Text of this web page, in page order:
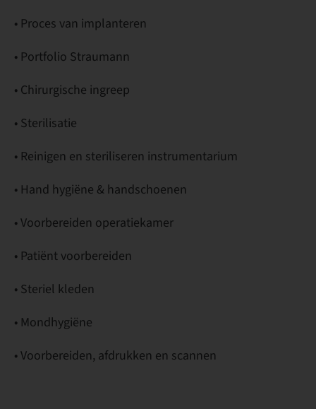
• Proces van implanteren
• Portfolio Straumann
• Chirurgische ingreep
• Sterilisatie
• Reinigen en steriliseren instrumentarium
• Hand hygiëne & handschoenen
• Voorbereiden operatiekamer
• Patiënt voorbereiden
• Steriel kleden
• Mondhygiëne
• Voorbereiden, afdrukken en scannen